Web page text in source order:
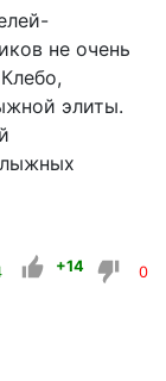
не очень
элиты.
+14 0